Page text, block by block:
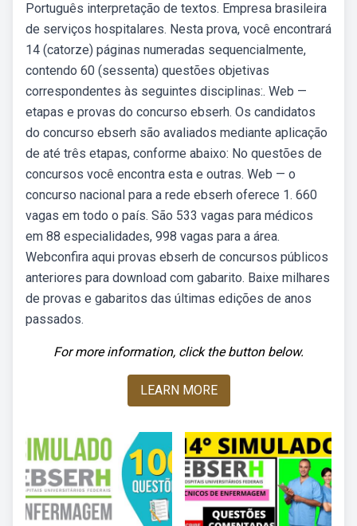
Português interpretação de textos. Empresa brasileira
de serviços hospitalares. Nesta prova, você encontrará
14 (catorze) páginas numeradas sequencialmente,
contendo 60 (sessenta) questões objetivas
correspondentes às seguintes disciplinas:. Web —
etapas e provas do concurso ebserh. Os candidatos
do concurso ebserh são avaliados mediante aplicação
de até três etapas, conforme abaixo: No questões de
concursos você encontra esta e outras. Web — o
concurso nacional para a rede ebserh oferece 1. 660
vagas em todo o país. São 533 vagas para médicos
em 88 especialidades, 998 vagas para a área.
Webconfira aqui provas ebserh de concursos públicos
anteriores para download com gabarito. Baixe milhares
de provas e gabaritos das últimas edições de anos
passados.
For more information, click the button below.
LEARN MORE